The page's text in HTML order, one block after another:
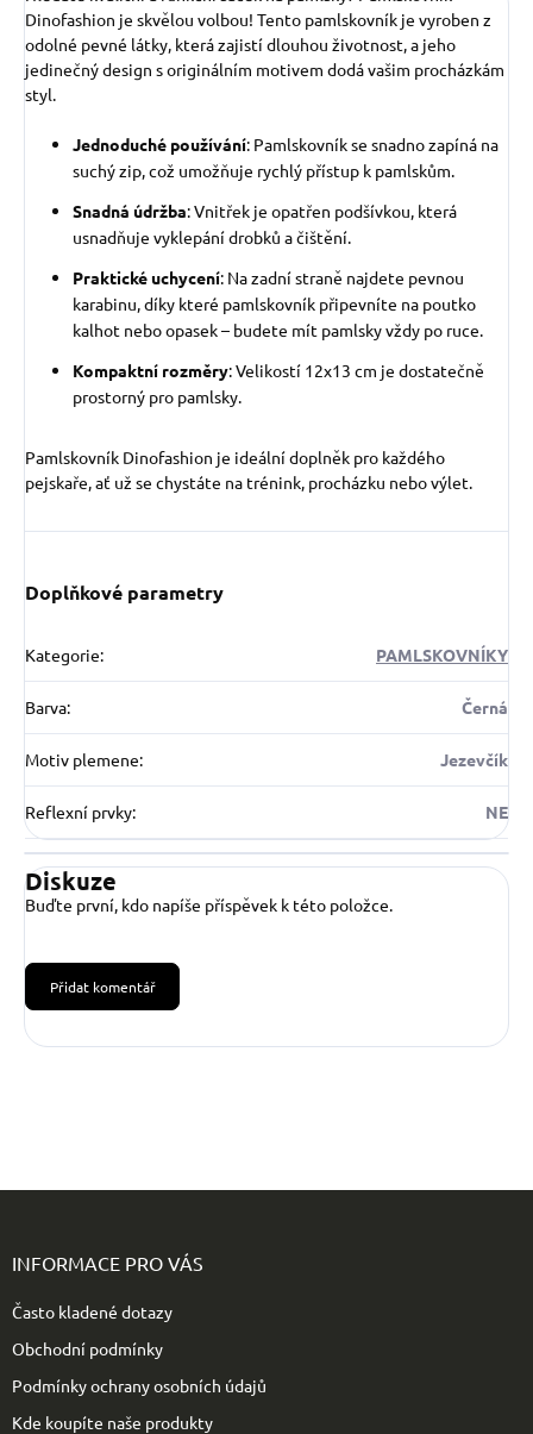
Dinofashion je skvělou volbou! Tento pamlskovník je vyroben z
odolné pevné látky, která zajistí dlouhou životnost, a jeho
jedinečný design s originálním motivem dodá vašim procházkám
styl.
Jednoduché používání: Pamlskovník se snadno zapíná na
suchý zip, což umožňuje rychlý přístup k pamlskům.
Snadná údržba: Vnitřek je opatřen podšívkou, která
usnadňuje vyklepání drobků a čištění.
Praktické uchycení: Na zadní straně najdete pevnou
karabinu, díky které pamlskovník připevníte na poutko
kalhot nebo opasek – budete mít pamlsky vždy po ruce.
Kompaktní rozměry: Velikostí 12x13 cm je dostatečně
prostorný pro pamlsky.
Pamlskovník Dinofashion je ideální doplněk pro každého
pejskaře, ať už se chystáte na trénink, procházku nebo výlet.
Doplňkové parametry
Kategorie: PAMLSKOVNÍKY
Barva: Černá
Motiv plemene: Jezevčík
Reflexní prvky: NE
Diskuze
Buďte první, kdo napíše příspěvek k této položce.
Přidat komentář
INFORMACE PRO VÁS
Často kladené dotazy
Obchodní podmínky
Podmínky ochrany osobních údajů
Kde koupíte naše produkty